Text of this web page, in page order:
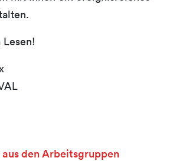
den Arbeitsgruppen